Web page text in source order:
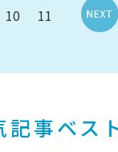
10 11 >
記事ベス